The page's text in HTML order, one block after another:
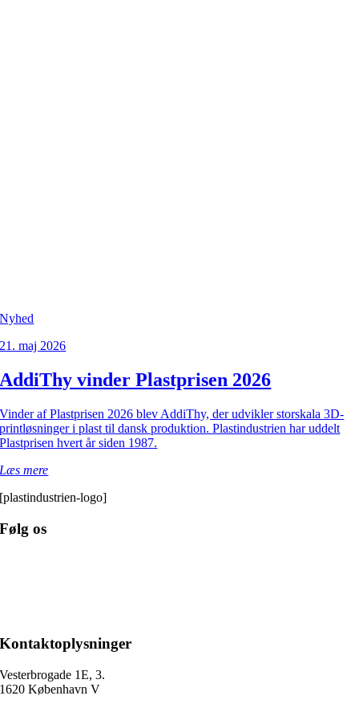
Nyhed
21. maj 2026
AddiThy vinder Plastprisen 2026
Vinder af Plastprisen 2026 blev AddiThy, der udvikler storskala 3D-
printløsninger i plast til dansk produktion. Plastindustrien har uddelt
Plastprisen hvert år siden 1987.
Læs mere
[plastindustrien-logo]
Følg os
Kontaktoplysninger
Vesterbrogade 1E, 3.
1620 København V